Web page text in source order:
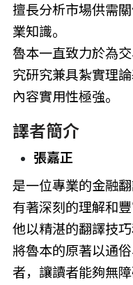
擅長分析市場供需
業知識。
魯本一直致力於為
究研究兼具紮實理
內容實用性極強。
譯者簡介
張嘉正
是一位專業的金融
有著深刻的理解和豐
他以精湛的翻譯技
將魯本的原著以通
者，讓讀者能夠無